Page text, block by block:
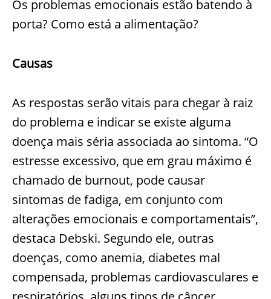
Os problemas emocionais estão batendo à
porta? Como está a alimentação?
Causas
As respostas serão vitais para chegar à raiz
do problema e indicar se existe alguma
doença mais séria associada ao sintoma. “O
estresse excessivo, que em grau máximo é
chamado de burnout, pode causar
sintomas de fadiga, em conjunto com
alterações emocionais e comportamentais”,
destaca Debski. Segundo ele, outras
doenças, como anemia, diabetes mal
compensada, problemas cardiovasculares e